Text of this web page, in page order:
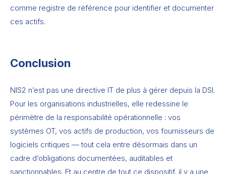
comme registre de référence pour identifier et documenter
ces actifs.
Conclusion
NIS2 n’est pas une directive IT de plus à gérer depuis la DSI.
Pour les organisations industrielles, elle redessine le
périmètre de la responsabilité opérationnelle : vos
systèmes OT, vos actifs de production, vos fournisseurs de
logiciels critiques — tout cela entre désormais dans un
cadre d’obligations documentées, auditables et
sanctionnables. Et au centre de tout ce dispositif, il y a une